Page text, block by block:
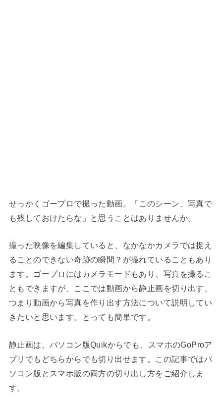
せっかくゴープロで撮った動画。「このシーン、写真で
も残しておけたらな」と思うことはありませんか。
撮った映像を編集していると、なかなかカメラでは捉え
ることのできない奇跡の瞬間？が撮れていることもあり
ます。ゴープロにはカメラモードもあり、写真を撮るこ
ともできますが、ここでは動画から静止画を切り出す、
つまり動画から写真を作り出す方法について説明してい
きたいと思います。とっても簡単です。
静止画は、パソコン版Quikからでも、スマホのGoProア
プリでもどちらからでも切り出せます。この記事ではパ
ソコン版とスマホ版の両方の切り出し方をご紹介しま
す。